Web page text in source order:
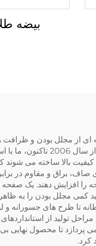
بیضه
ای از مجلل بودن و
از ظرافت و زیبایی
بالا ساخته می
صاف، براق و مقاوم در
را افزایش دهند. یک
مجلل بودن را به
تا طرح های جسورانه و
مراحل تولید از
پردازد تا محصول
کرد.